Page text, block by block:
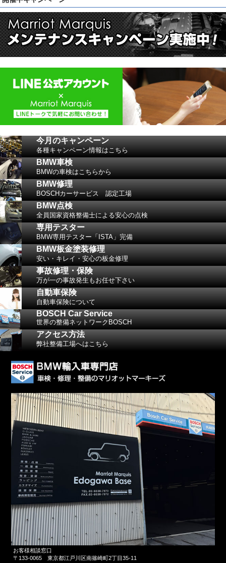
今月のキャンペーン
各種キャンペーン情報はこちら
BMW車検
BMWの車検はこちらから
BMW修理
BOSCHカーサービス 認定工場
BMW点検
全員国家資格整備士による安心の点検
専用テスター
BMW専用テスター「ISTA」完備
BMW板金塗装修理
安い・キレイ・安心の板金修理
事故修理・保険
万が一の事故発生もお任せ下さい
自動車保険
自動車保険について
BOSCH Car Service
世界の整備ネットワークBOSCH
アクセス方法
弊社整備工場へはこちら
お客様相談窓口
〒133-0065
東京都江戸川区南篠崎町2丁目35-11